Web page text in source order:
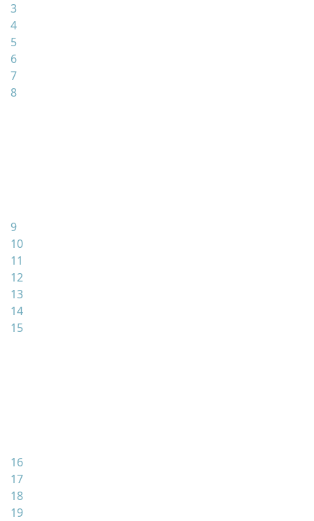
3
4
5
6
7
8
9
10
11
12
13
14
15
16
17
18
19